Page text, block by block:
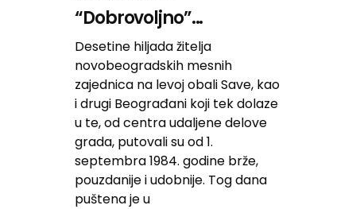
“Dobrovoljno”...
Desetine hiljada žitelja
novobeogradskih mesnih
zajednica na levoj obali Save, kao
i drugi Beograđani koji tek dolaze
u te, od centra udaljene delove
grada, putovali su od 1.
septembra 1984. godine brže,
pouzdanije i udobnije. Tog dana
puštena je u